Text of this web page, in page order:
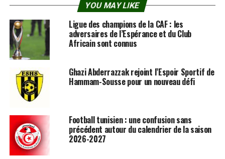
YOU MAY LIKE
Ligue des champions de la CAF : les
adversaires de l’Espérance et du Club
Africain sont connus
Ghazi Abderrazzak rejoint l’Espoir Sportif de
Hammam-Sousse pour un nouveau défi
Football tunisien : une confusion sans
précédent autour du calendrier de la saison
2026-2027